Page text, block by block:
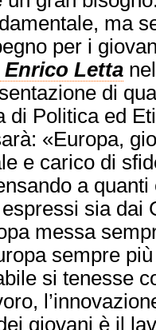
ma
per i
Enrico Lettanel
di
di Politica ed
«Europa,
e carico di
a
sia dai
messa
sempre
si tenesse
giovani è il